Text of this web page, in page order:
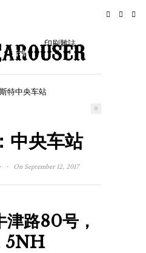
活动
印刷雜誌
0
中央车站
· On September 12, 2017
津路80号，
5NH